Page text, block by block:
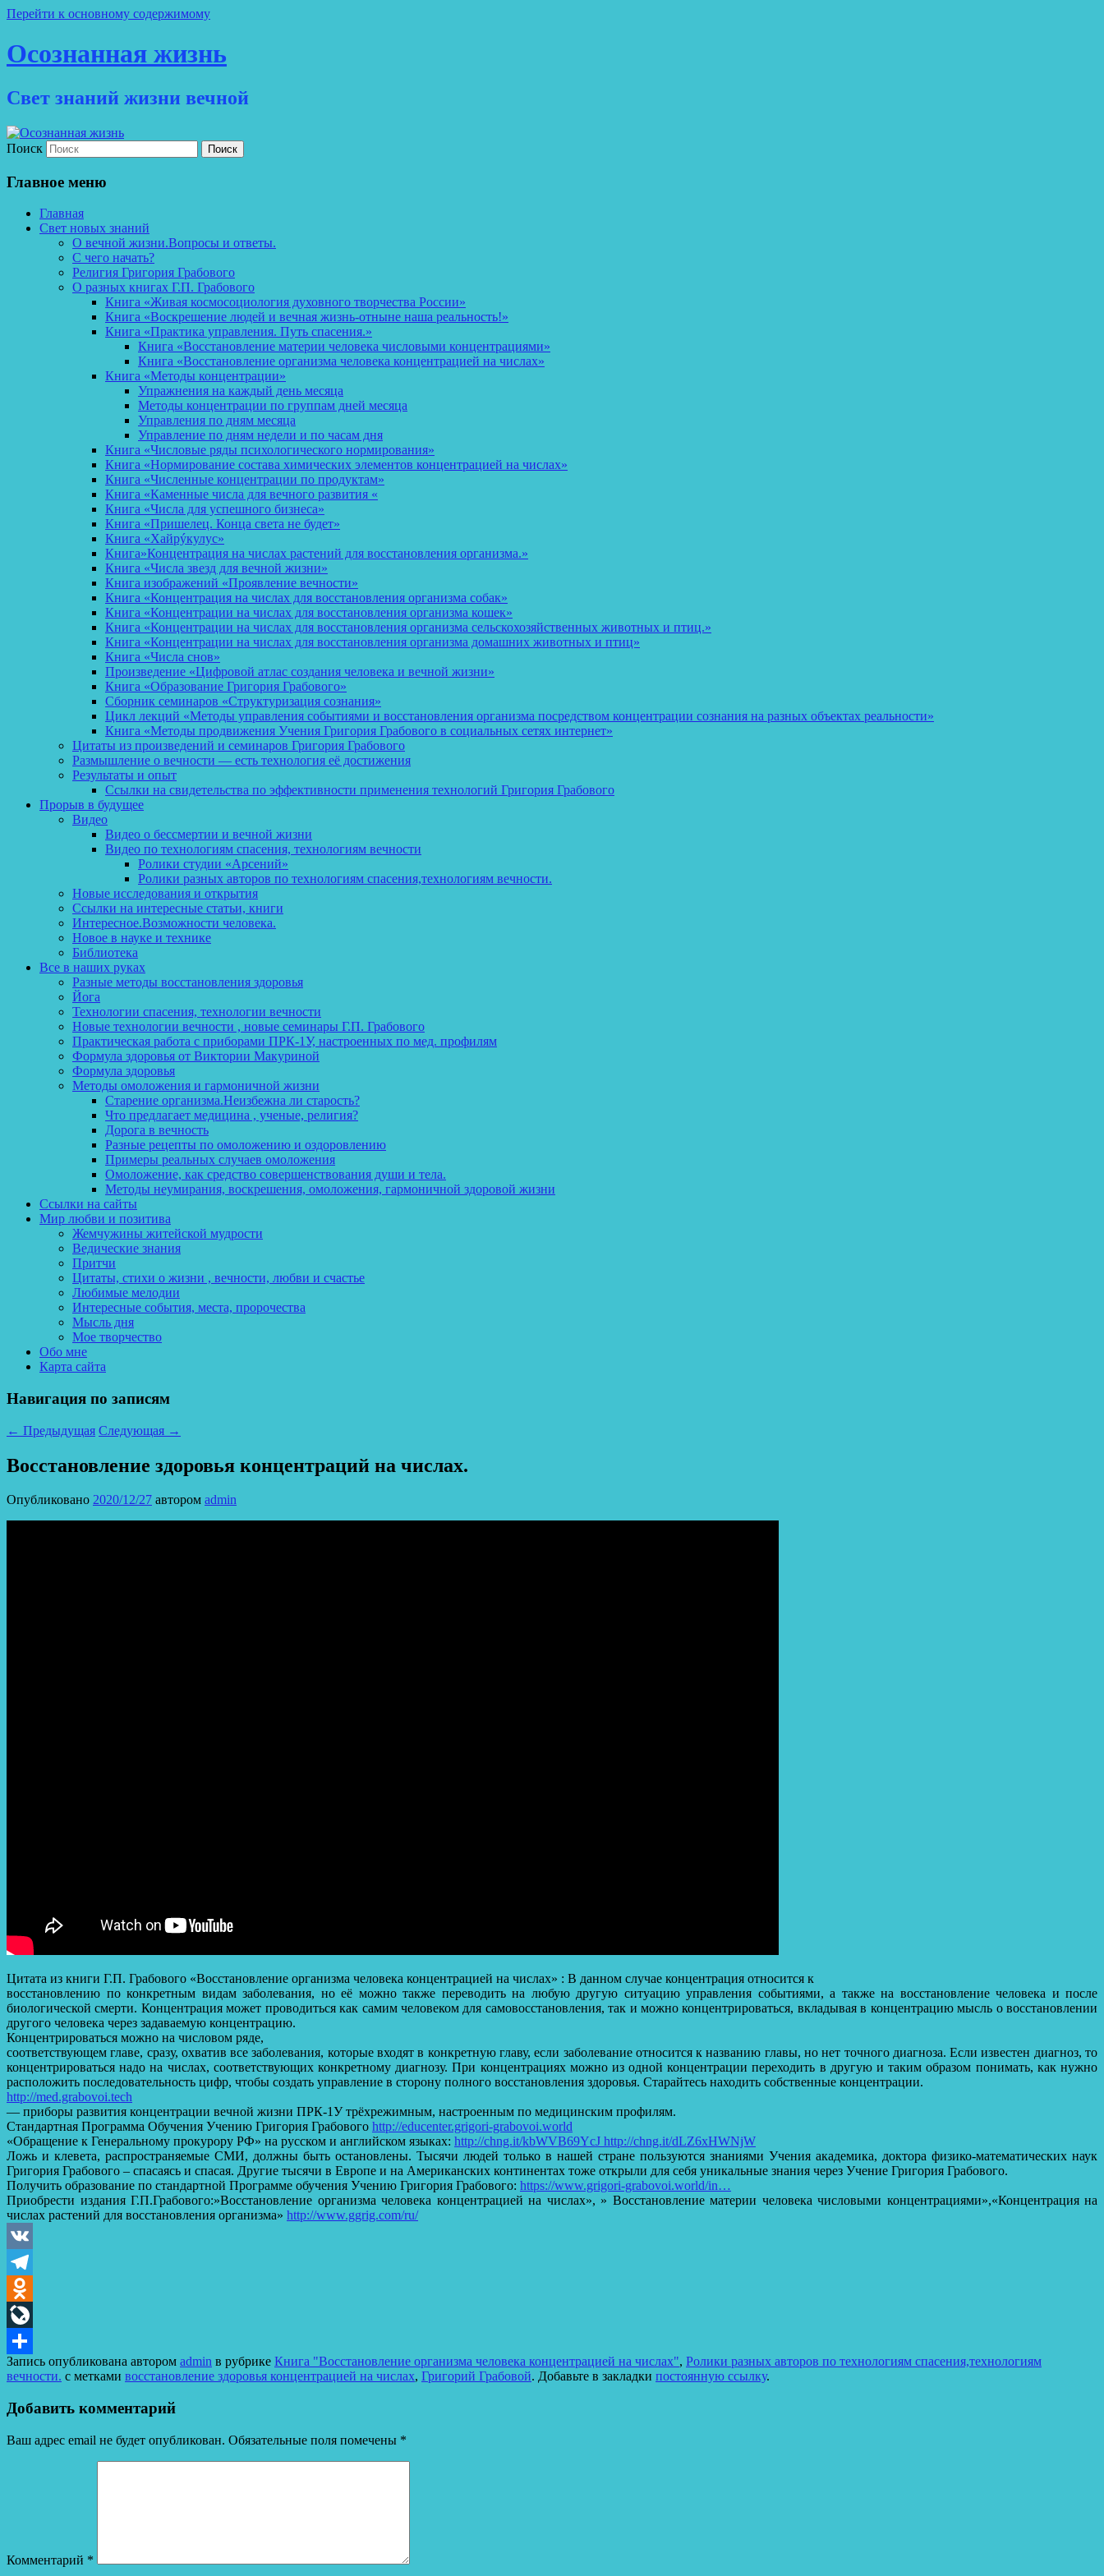
Перейти к основному содержимому
Осознанная жизнь
Свет знаний жизни вечной
Поиск
Главное меню
Главная
Свет новых знаний
О вечной жизни.Вопросы и ответы.
С чего начать?
Религия Григория Грабового
О разных книгах Г.П. Грабового
Книга «Живая космосоциология духовного творчества России»
Книга «Воскрешение людей и вечная жизнь-отныне наша реальность!»
Книга «Практика управления. Путь спасения.»
Книга «Восстановление материи человека числовыми концентрациями»
Книга «Восстановление организма человека концентрацией на числах»
Книга «Методы концентрации»
Упражнения на каждый день месяца
Методы концентрации по группам дней месяца
Управления по дням месяца
Управление по дням недели и по часам дня
Книга «Числовые ряды психологического нормирования»
Книга «Нормирование состава химических элементов концентрацией на числах»
Книга «Численные концентрации по продуктам»
Книга «Каменные числа для вечного развития «
Книга «Числа для успешного бизнеса»
Книга «Пришелец. Конца света не будет»
Книга «Хайрýкулус»
Книга»Концентрация на числах растений для восстановления организма.»
Книга «Числа звезд для вечной жизни»
Книга изображений «Проявление вечности»
Книга «Концентрация на числах для восстановления организма собак»
Книга «Концентрации на числах для восстановления организма кошек»
Книга «Концентрации на числах для восстановления организма сельскохозяйственных животных и птиц.»
Книга «Концентрации на числах для восстановления организма домашних животных и птиц»
Книга «Числа снов»
Произведение «Цифровой атлас создания человека и вечной жизни»
Книга «Образование Григория Грабового»
Сборник семинаров «Структуризация сознания»
Цикл лекций «Методы управления событиями и восстановления организма посредством концентрации сознания на разных объектах реальности»
Книга «Методы продвижения Учения Григория Грабового в социальных сетях интернет»
Цитаты из произведений и семинаров Григория Грабового
Размышление о вечности — есть технология её достижения
Результаты и опыт
Ссылки на свидетельства по эффективности применения технологий Григория Грабового
Прорыв в будущее
Видео
Видео о бессмертии и вечной жизни
Видео по технологиям спасения, технологиям вечности
Ролики студии «Арсений»
Ролики разных авторов по технологиям спасения,технологиям вечности.
Новые исследования и открытия
Ссылки на интересные статьи, книги
Интересное.Возможности человека.
Новое в науке и технике
Библиотека
Все в наших руках
Разные методы восстановления здоровья
Йога
Технологии спасения, технологии вечности
Новые технологии вечности , новые семинары Г.П. Грабового
Практическая работа с приборами ПРК-1У, настроенных по мед. профилям
Формула здоровья от Виктории Макуриной
Формула здоровья
Методы омоложения и гармоничной жизни
Старение организма.Неизбежна ли старость?
Что предлагает медицина , ученые, религия?
Дорога в вечность
Разные рецепты по омоложению и оздоровлению
Примеры реальных случаев омоложения
Омоложение, как средство совершенствования души и тела.
Методы неумирания, воскрешения, омоложения, гармоничной здоровой жизни
Ссылки на сайты
Мир любви и позитива
Жемчужины житейской мудрости
Ведические знания
Притчи
Цитаты, стихи о жизни , вечности, любви и счастье
Любимые мелодии
Интересные события, места, пророчества
Мысль дня
Мое творчество
Обо мне
Карта сайта
Навигация по записям
← Предыдущая Следующая →
Восстановление здоровья концентраций на числах.
Опубликовано 2020/12/27 автором admin
Цитата из книги Г.П. Грабового «Восстановление организма человека концентрацией на числах» : В данном случае концентрация относится к
восстановлению по конкретным видам заболевания, но её можно также переводить на любую другую ситуацию управления событиями, а также на восстановление человека и после
биологической смерти. Концентрация может проводиться как самим человеком для самовосстановления, так и можно концентрироваться, вкладывая в концентрацию мысль о восстановлении
другого человека через задаваемую концентрацию.
Концентрироваться можно на числовом ряде,
соответствующем главе, сразу, охватив все заболевания, которые входят в конкретную главу, если заболевание относится к названию главы, но нет точного диагноза. Если известен диагноз, то
концентрироваться надо на числах, соответствующих конкретному диагнозу. При концентрациях можно из одной концентрации переходить в другую и таким образом понимать, как нужно
расположить последовательность цифр, чтобы создать управление в сторону полного восстановления здоровья. Старайтесь находить собственные концентрации.
http://med.grabovoi.tech
— приборы развития концентрации вечной жизни ПРК-1У трёхрежимным, настроенным по медицинским профилям.
Стандартная Программа Обучения Учению Григория Грабового http://educenter.grigori-grabovoi.world
«Обращение к Генеральному прокурору РФ» на русском и английском языках: http://chng.it/kbWVB69YcJ http://chng.it/dLZ6xHWNjW
Ложь и клевета, распространяемые СМИ, должны быть остановлены. Тысячи людей только в нашей стране пользуются знаниями Учения академика, доктора физико-математических наук
Григория Грабового – спасаясь и спасая. Другие тысячи в Европе и на Американских континентах тоже открыли для себя уникальные знания через Учение Григория Грабового.
Получить образование по стандартной Программе обучения Учению Григория Грабового: https://www.grigori-grabovoi.world/in…
Приобрести издания Г.П.Грабового:»Восстановление организма человека концентрацией на числах», » Восстановление материи человека числовыми концентрациями»,«Концентрация на
числах растений для восстановления организма» http://www.ggrig.com/ru/
VK
Telegram
Odnoklassniki
LiveJournal
Отправить
Запись опубликована автором admin в рубрике Книга "Восстановление организма человека концентрацией на числах", Ролики разных авторов по технологиям спасения,технологиям
вечности. с метками восстановление здоровья концентрацией на числах, Григорий Грабовой. Добавьте в закладки постоянную ссылку.
Добавить комментарий
Ваш адрес email не будет опубликован. Обязательные поля помечены *
Комментарий *